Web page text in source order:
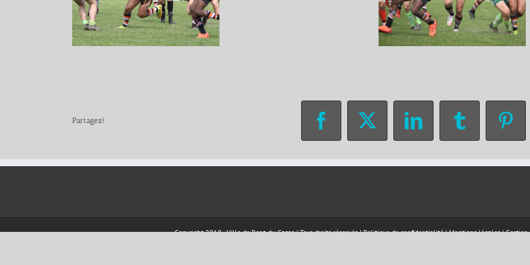
Partagez! Facebook
X LinkedInTumblr
Copyright 2018 - Ville de Pont-du-Casse | Tous droits réservés |Politique de confidentialité|Mentions légales|Gestion